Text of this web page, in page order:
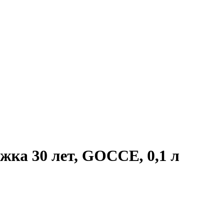
30 лет, GOCCE, 0,1 л